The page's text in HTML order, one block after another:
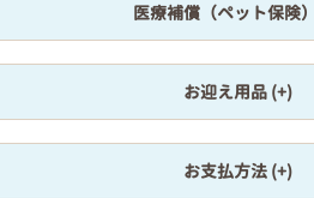
医療補償（ペット保険
お迎え用品
お支払方法